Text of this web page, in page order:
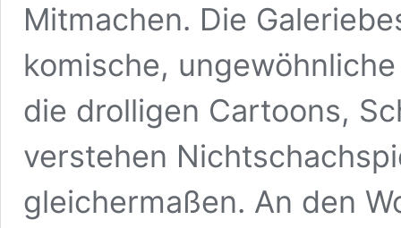
Mitmachen. Die
komische,
die drolligen Cartoons,
verstehen
gleichermaßen. An den